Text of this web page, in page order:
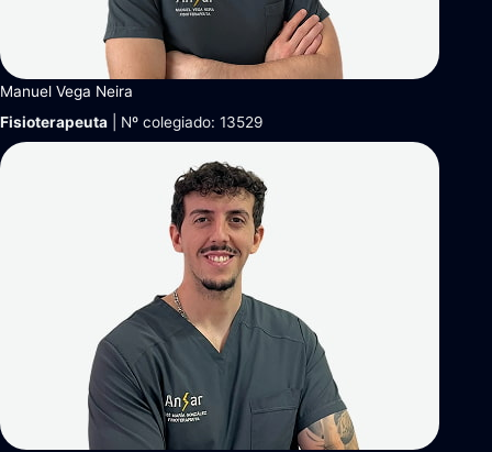
Manuel Vega Neira
Fisioterapeuta | Nº colegiado: 13529